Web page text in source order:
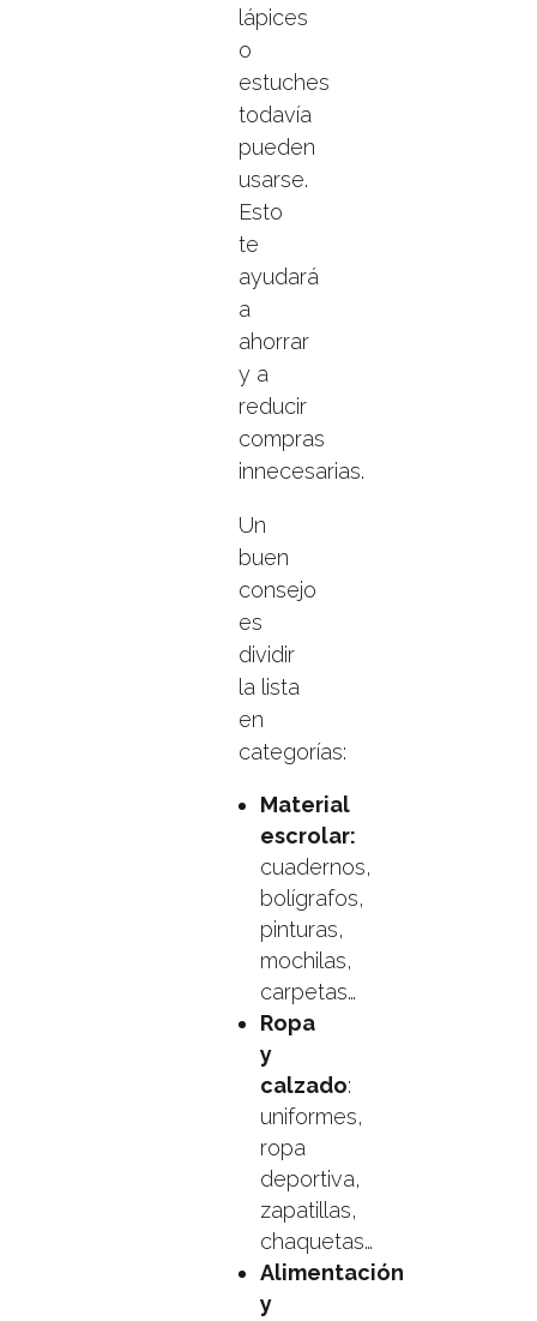
lápices
o
estuches
todavía
pueden
usarse.
Esto
te
ayudará
a
ahorrar
y a
reducir
compras
innecesarias.
Un
buen
consejo
es
dividir
la lista
en
categorías:
Material
escrolar:
cuadernos,
bolígrafos,
pinturas,
mochilas,
carpetas…
Ropa
y
calzado:
uniformes,
ropa
deportiva,
zapatillas,
chaquetas…
Alimentación
y